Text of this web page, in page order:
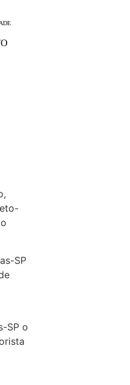
SP
SP o